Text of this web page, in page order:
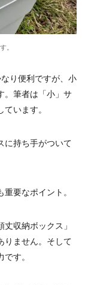
。
り便利ですが、小
。筆者は「小」サ
います。
に持ち手がついて
要なポイント。
収納ボックス」
りません。そして
す。